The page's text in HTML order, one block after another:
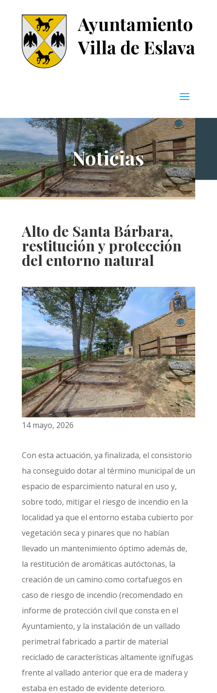
Noticias
Alto de Santa Bárbara,
restitución y protección
del entorno natural
14 mayo, 2026
Con esta actuación, ya finalizada, el consistorio
ha conseguido dotar al término municipal de un
espacio de esparcimiento natural en uso y,
sobre todo, mitigar el riesgo de incendio en la
localidad ya que el entorno estaba cubierto por
vegetación seca y pinares que no habían
llevado un mantenimiento óptimo además de,
la restitución de aromáticas autóctonas, la
creación de un camino como cortafuegos en
caso de riesgo de incendio (recomendado en
informe de protección civil que consta en el
Ayuntamiento, y la instalación de un vallado
perimetral fabricado a partir de material
reciclado de características altamente ignífugas
frente al vallado anterior que era de madera y
estaba en estado de evidente deterioro.